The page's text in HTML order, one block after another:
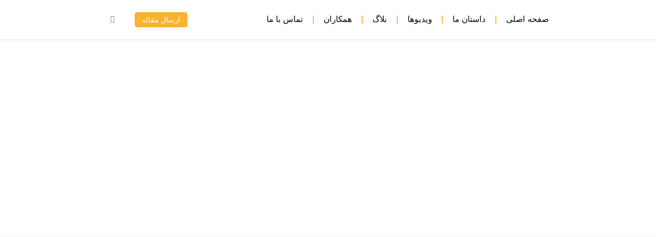
صفحه اصلی داستان ما ویدیوها بلاگ همکاران تماس با ما ارسال مقاله